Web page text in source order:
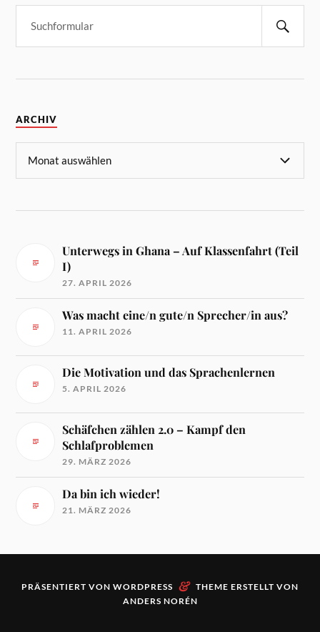
ARCHIV
Unterwegs in Ghana – Auf Klassenfahrt (Teil
I)
27. APRIL 2026
Was macht eine/n gute/n Sprecher/in aus?
11. APRIL 2026
Die Motivation und das Sprachenlernen
5. APRIL 2026
Schäfchen zählen 2.0 – Kampf den
Schlafproblemen
29. MÄRZ 2026
Da bin ich wieder!
21. MÄRZ 2026
PRÄSENTIERT VON WORDPRESS & THEME ERSTELLT VON
ANDERS NORÉN